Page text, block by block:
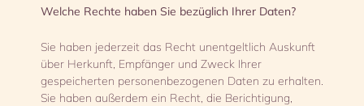
Welche Rechte haben Sie bezüglich Ihrer Daten?
Sie haben jederzeit das Recht unentgeltlich Auskunft
über Herkunft, Empfänger und Zweck Ihrer
gespeicherten personenbezogenen Daten zu erhalten.
Sie haben außerdem ein Recht, die Berichtigung,